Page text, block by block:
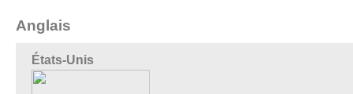
Anglais
États-Unis